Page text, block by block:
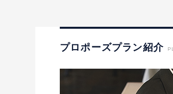
プロポーズプラン紹介
婚約指輪のご購入と
I-